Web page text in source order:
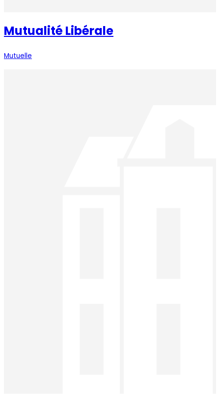
Mutualité Libérale
Mutuelle